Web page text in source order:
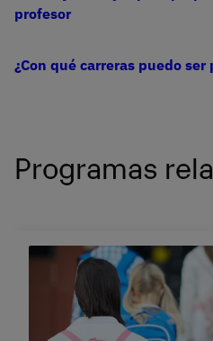
profesor
¿Con qué carreras puedo
Programas